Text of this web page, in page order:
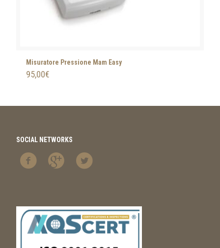
Misuratore Pressione Mam Easy
95,00€
SOCIAL NETWORKS